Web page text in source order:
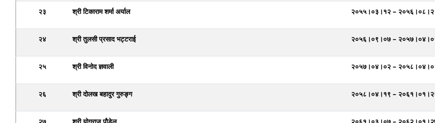
२३ श्री टिकाराम शर्मा अर्याल २०५५।०३।१२ –
२४ श्री तुलसी प्रसाद भट्टराई २०५६।०९।०७ –
२५ श्री विनोद ज्ञवाली २०५७।०४।०२ –
२६ श्री दोलख बहादुर गुरुङ्ग २०५८।०४।१९ –